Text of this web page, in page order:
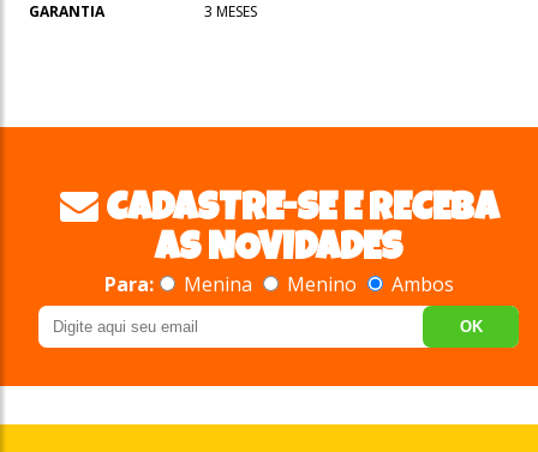
GARANTIA
3 MESES
CADASTRE-SE E RECEBA
AS NOVIDADES
Para: Menina Menino Ambos
OK